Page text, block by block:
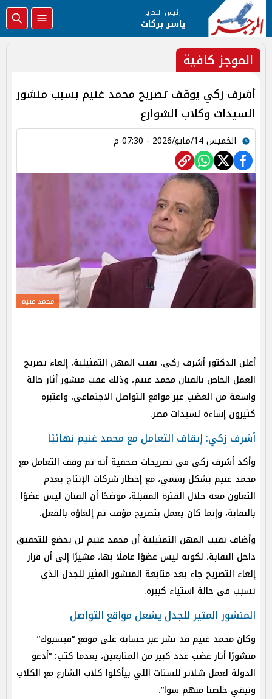
رئيس التحرير
ياسر بركات
الموجز كافية
أشرف زكي يوقف تصريح محمد غنيم بسبب منشور
السيدات وكلاب الشوارع
الخميس 14/مايو/2026 - 07:30 م
محمد غنيم
أعلن الدكتور أشرف زكي، نقيب المهن التمثيلية، إلغاء تصريح
العمل الخاص بالفنان محمد غنيم، وذلك عقب منشور أثار حالة
واسعة من الغضب عبر مواقع التواصل الاجتماعي، واعتبره
كثيرون إساءة لسيدات مصر.
أشرف زكي: إيقاف التعامل مع محمد غنيم نهائيًا
وأكد أشرف زكي في تصريحات صحفية أنه تم وقف التعامل مع
محمد غنيم بشكل رسمي، مع إخطار شركات الإنتاج بعدم
التعاون معه خلال الفترة المقبلة، موضحًا أن الفنان ليس عضوًا
بالنقابة، وإنما كان يعمل بتصريح مؤقت تم إلغاؤه بالفعل.
وأضاف نقيب المهن التمثيلية أن محمد غنيم لن يخضع للتحقيق
داخل النقابة، لكونه ليس عضوًا عاملًا بها، مشيرًا إلى أن قرار
إلغاء التصريح جاء بعد متابعة المنشور المثير للجدل الذي
تسبب في حالة استياء كبيرة.
المنشور المثير للجدل يشعل مواقع التواصل
وكان محمد غنيم قد نشر عبر حسابه على موقع “فيسبوك”
منشورًا أثار غضب عدد كبير من المتابعين، بعدما كتب: “أدعو
الدولة لعمل شلاتر للستات اللي بيأكلوا كلاب الشارع مع الكلاب
ونبقي خلصنا منهم سوا”.